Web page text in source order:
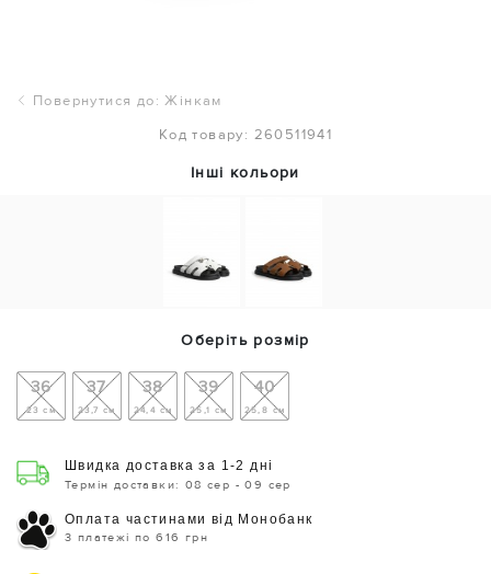
Повернутися до: Жінкам
Код товару: 260511941
Інші кольори
Оберіть розмір
36
23 см
37
23,7 см
38
24,4 см
39
25,1 см
40
25,8 см
Швидка доставка за 1-2 дні
Термін доставки: 08 сер - 09 сер
Оплата частинами від Монобанк
3 платежі по 616 грн